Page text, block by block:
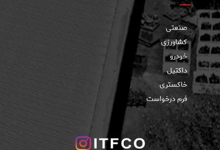
صنعتی
کشاورزی
خودرو
داکتیل
خاکستری
فرم درخواست